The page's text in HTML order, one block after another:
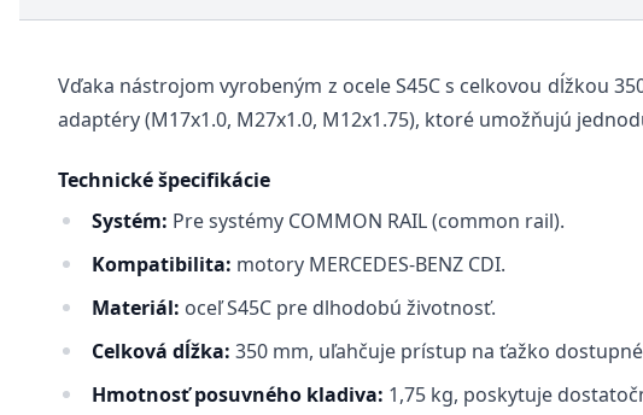
Vďaka nástrojom vyrobeným z ocele S45C s celkovou dĺžkou
adaptéry (M17x1.0, M27x1.0, M12x1.75), ktoré umožňujú
Technické špecifikácie
Systém: Pre systémy COMMON RAIL (common rail).
Kompatibilita: motory MERCEDES-BENZ CDI.
Materiál: oceľ S45C pre dlhodobú životnosť.
Celková dĺžka: 350 mm, uľahčuje prístup na ťažko
Hmotnosť posuvného kladiva: 1,75 kg, poskytuje